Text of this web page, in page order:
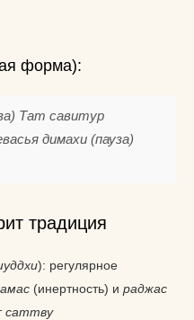
форма):
Тат савитур
димахи (пауза)
традиция
): регулярное
(инертность) и раджас
саттву